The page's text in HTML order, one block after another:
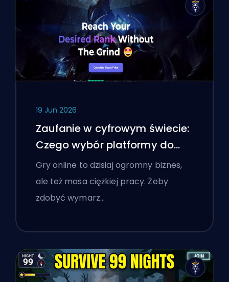
19 Jun 2026
Zaufanie w cyfrowym świecie:
Czego wybór platformy do
boostingu nauczył polskich
graczy o weryfikacji usług
online
Gry online to dzisiaj ogromny biznes,
ale też masa ciężkiej pracy. Żeby
zdobyć wymarz…